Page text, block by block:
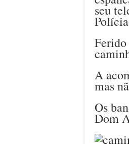
seu
A
mas
Os
Dom